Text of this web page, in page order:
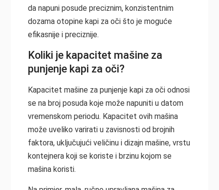
da napuni posude preciznim, konzistentnim
dozama otopine kapi za oči što je moguće
efikasnije i preciznije.
Koliki je kapacitet mašine za
punjenje kapi za oči?
Kapacitet mašine za punjenje kapi za oči odnosi
se na broj posuda koje može napuniti u datom
vremenskom periodu. Kapacitet ovih mašina
može uveliko varirati u zavisnosti od brojnih
faktora, uključujući veličinu i dizajn mašine, vrstu
kontejnera koji se koriste i brzinu kojom se
mašina koristi.